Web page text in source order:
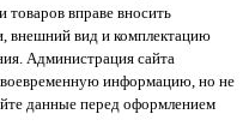
товаров вправе вносить
внешний вид и комплектацию
Администрация сайта
информацию, но не
данные перед оформлением